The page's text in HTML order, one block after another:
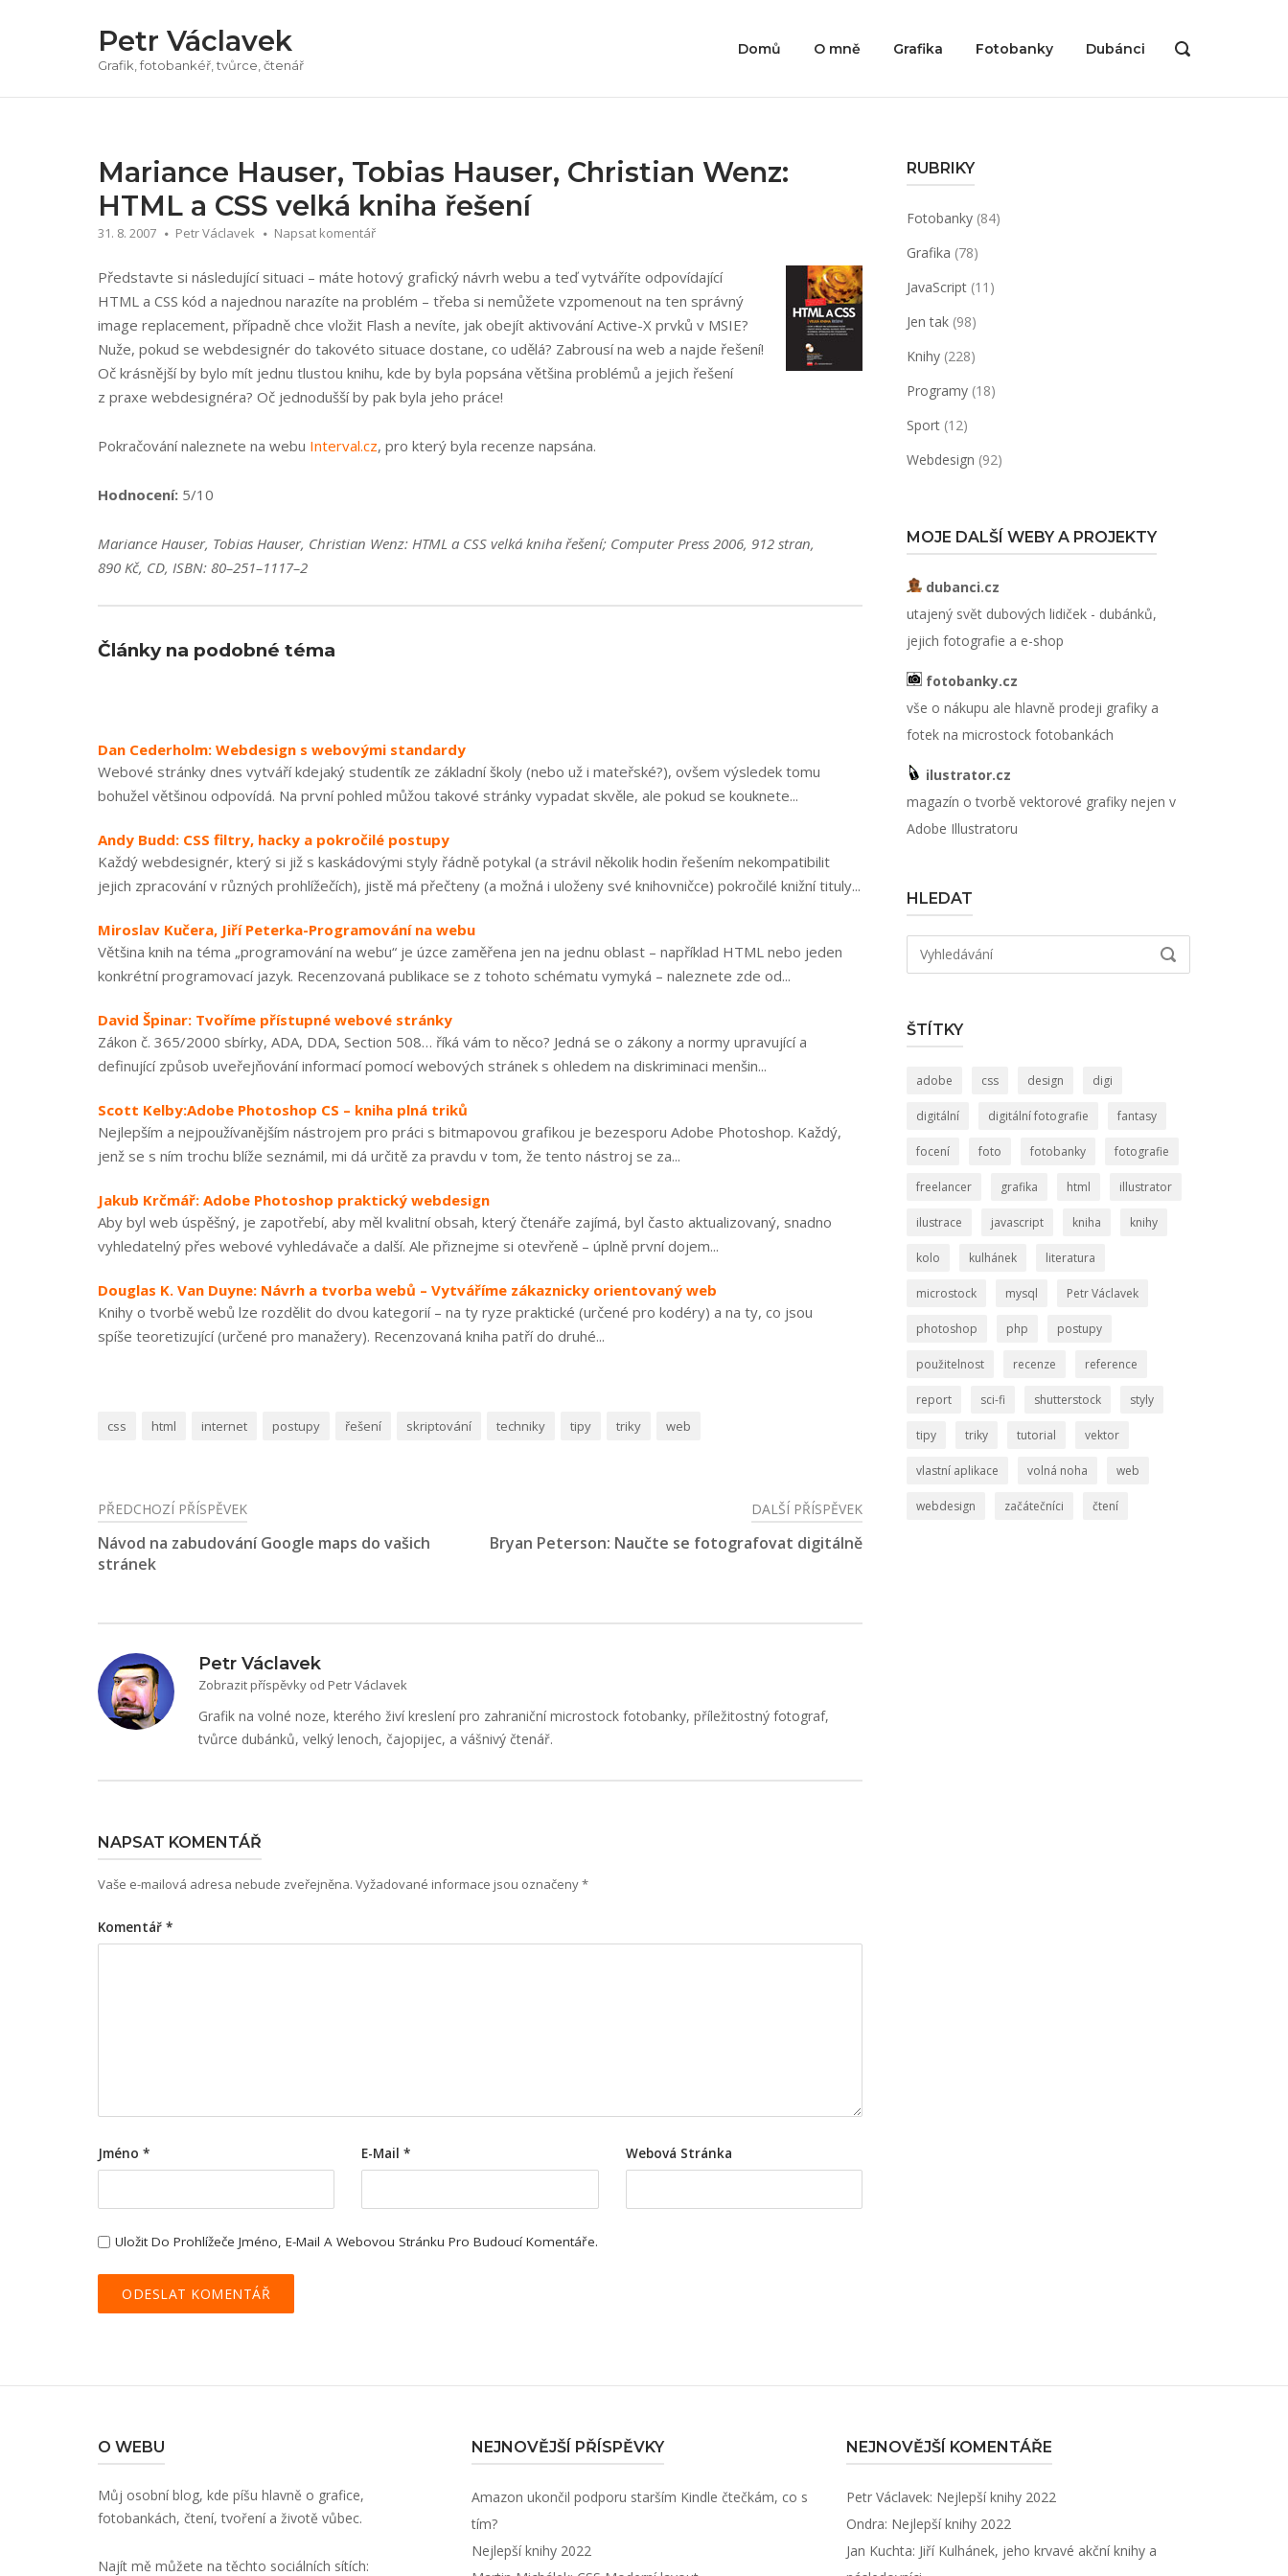
Petr Václavek
Grafik, fotobankéř, tvůrce, čtenář
Domů O mně Grafika Fotobanky Dubánci
OPEN
Mariance Hauser, Tobias Hauser, Christian Wenz:
HTML a CSS velká kniha řešení
31. 8. 2007 Petr Václavek Napsat komentář
Představte si následující situaci – máte hotový grafický návrh webu a teď vytváříte odpovídající
HTML a CSS kód a najednou narazíte na problém – třeba si nemůžete vzpomenout na ten správný
image replacement, případně chce vložit Flash a nevíte, jak obejít aktivování Active-X prvků v MSIE?
Nuže, pokud se webdesignér do takovéto situace dostane, co udělá? Zabrousí na web a najde řešení!
Oč krásnější by bylo mít jednu tlustou knihu, kde by byla popsána většina problémů a jejich řešení
z praxe webdesignéra? Oč jednodušší by pak byla jeho práce!
Pokračování naleznete na webu Interval.cz, pro který byla recenze napsána.
Hodnocení: 5/10
Mariance Hauser, Tobias Hauser, Christian Wenz: HTML a CSS velká kniha řešení; Computer Press 2006, 912 stran,
890 Kč, CD, ISBN: 80–251–1117–2
Články na podobné téma
Dan Cederholm: Webdesign s webovými standardy
Webové stránky dnes vytváří kdejaký studentík ze základní školy (nebo už i mateřské?), ovšem výsledek tomu
bohužel většinou odpovídá. Na první pohled můžou takové stránky vypadat skvěle, ale pokud se kouknete...
Andy Budd: CSS filtry, hacky a pokročilé postupy
Každý webdesignér, který si již s kaskádovými styly řádně potykal (a strávil několik hodin řešením nekompatibilit
jejich zpracování v různých prohlížečích), jistě má přečteny (a možná i uloženy své knihovničce) pokročilé knižní tituly...
Miroslav Kučera, Jiří Peterka-Programování na webu
Většina knih na téma „programování na webu“ je úzce zaměřena jen na jednu oblast – například HTML nebo jeden
konkrétní programovací jazyk. Recenzovaná publikace se z tohoto schématu vymyká – naleznete zde od...
David Špinar: Tvoříme přístupné webové stránky
Zákon č. 365/2000 sbírky, ADA, DDA, Section 508… říká vám to něco? Jedná se o zákony a normy upravující a
definující způsob uveřejňování informací pomocí webových stránek s ohledem na diskriminaci menšin...
Scott Kelby:Adobe Photoshop CS – kniha plná triků
Nejlepším a nejpoužívanějším nástrojem pro práci s bitmapovou grafikou je bezesporu Adobe Photoshop. Každý,
jenž se s ním trochu blíže seznámil, mi dá určitě za pravdu v tom, že tento nástroj se za...
Jakub Krčmář: Adobe Photoshop praktický webdesign
Aby byl web úspěšný, je zapotřebí, aby měl kvalitní obsah, který čtenáře zajímá, byl často aktualizovaný, snadno
vyhledatelný přes webové vyhledávače a další. Ale přiznejme si otevřeně – úplně první dojem...
Douglas K. Van Duyne: Návrh a tvorba webů – Vytváříme zákaznicky orientovaný web
Knihy o tvorbě webů lze rozdělit do dvou kategorií – na ty ryze praktické (určené pro kodéry) a na ty, co jsou
spíše teoretizující (určené pro manažery). Recenzovaná kniha patří do druhé...
css html internet postupy řešení skriptování techniky tipy triky web
Navigace
pro
PŘEDCHOZÍ PŘÍSPĚVEK
Návod na zabudování Google maps do vašich
stránek
DALŠÍ PŘÍSPĚVEK
Bryan Peterson: Naučte se fotografovat digitálně
Petr Václavek
Zobrazit příspěvky od Petr Václavek
Grafik na volné noze, kterého živí kreslení pro zahraniční microstock fotobanky, příležitostný fotograf,
tvůrce dubánků, velký lenoch, čajopijec, a vášnivý čtenář.
NAPSAT KOMENTÁŘ
Vaše e-mailová adresa nebude zveřejněna. Vyžadované informace jsou označeny*
Komentář *
Jméno * E-Mail* Webová Stránka
Uložit Do Prohlížeče Jméno, E-Mail A Webovou Stránku Pro Budoucí Komentáře.
RUBRIKY
Fotobanky(84)
Grafika (78)
JavaScript(11)
Jen tak(98)
Knihy(228)
Programy(18)
Sport(12)
Webdesign (92)
MOJE DALŠÍ WEBY A PROJEKTY
dubanci.cz
utajený svět dubových lidiček - dubánků,
jejich fotografie a e-shop
fotobanky.cz
vše o nákupu ale hlavně prodeji grafiky a
fotek na microstock fotobankách
ilustrator.cz
magazín o tvorbě vektorové grafiky nejen v
Adobe Illustratoru
HLEDAT
Hledat:
VYHLEDÁVÁNÍ
ŠTÍTKY
adobe css design digi
digitální digitální fotografie fantasy
focení foto fotobanky fotografie
freelancer grafika html illustrator
ilustrace javascript kniha knihy
kolo kulhánek literatura
microstock mysql Petr Václavek
photoshop php postupy
použitelnost recenze reference
report sci-fi shutterstock styly
tipy triky tutorial vektor
vlastní aplikace volná noha web
webdesign začátečníci čtení
O WEBU
Můj osobní blog, kde píšu hlavně o grafice,
fotobankách, čtení, tvoření a životě vůbec.
Najít mě můžete na těchto sociálních sítích:
NEJNOVĚJŠÍ PŘÍSPĚVKY
Amazon ukončil podporu starším Kindle čtečkám, co s
tím?
Nejlepší knihy 2022
NEJNOVĚJŠÍ KOMENTÁŘE
Petr Václavek: Nejlepší knihy 2022
Ondra: Nejlepší knihy 2022
Jan Kuchta: Jiří Kulhánek, jeho krvavé akční knihy a